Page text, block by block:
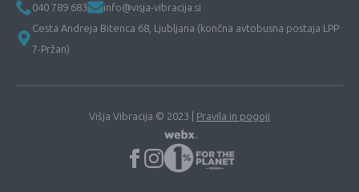
040 789 683
info@visja-vibracija.si
Cesta Andreja Bitenca 68, Ljubljana (končna avtobusna postaja LPP
7-Pržan)
Višja Vibracija © 2023 | Pravila in pogoji